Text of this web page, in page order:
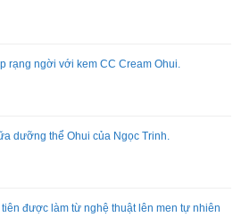
rạng ngời với kem CC Cream Ohui.
dưỡng thể Ohui của Ngọc Trinh.
được làm từ nghệ thuật lên men tự nhiên